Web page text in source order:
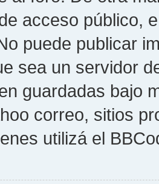
acceso público,
puede publicar
sea un servidor
guardadas bajo
correo, sitios
utilizá el